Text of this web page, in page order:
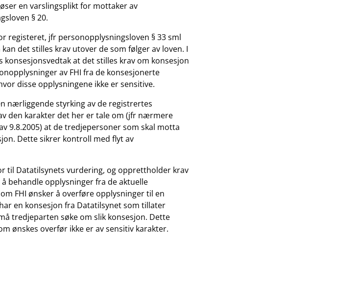
en varslingsplikt for mottaker av
§ 20.
registeret, jfr personopplysningsloven § 33 sml
det stilles krav utover de som følger av loven. I
at det stilles krav om konsesjon
av FHI fra de konsesjonerte
disse opplysningene ikke er sensitive.
nærliggende styrking av de registrertes
den karakter det her er tale om (jfr nærmere
9.8.2005) at de tredjepersoner som skal motta
Dette sikrer kontroll med flyt av
til Datatilsynets vurdering, og opprettholder krav
behandle opplysninger fra de aktuelle
FHI ønsker å overføre opplysninger til en
en konsesjon fra Datatilsynet som tillater
tredjeparten søke om slik konsesjon. Dette
ønskes overfør ikke er av sensitiv karakter.